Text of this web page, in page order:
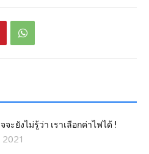
ะยังไม่รู้ว่า เราเลือกค่าไฟได้ !